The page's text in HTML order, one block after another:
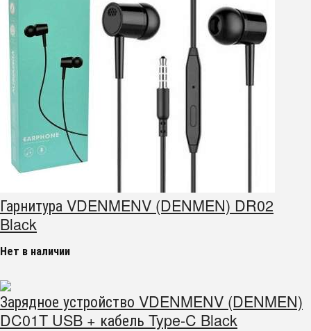
Гарнитура VDENMENV (DENMEN) DR02
Black
Нет в наличии
Зарядное устройство VDENMENV (DENMEN)
DC01T USB + кабель Type-C Black